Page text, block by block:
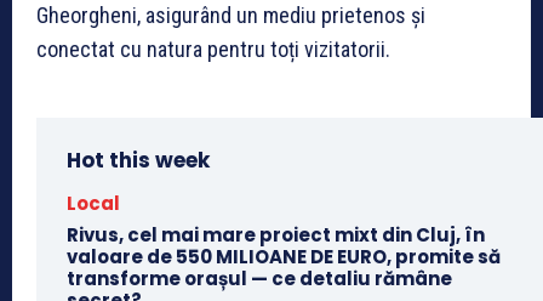
Gheorgheni, asigurând un mediu prietenos și
conectat cu natura pentru toți vizitatorii.
Hot this week
Local
Rivus, cel mai mare proiect mixt din Cluj, în
valoare de 550 MILIOANE DE EURO, promite să
transforme orașul — ce detaliu rămâne